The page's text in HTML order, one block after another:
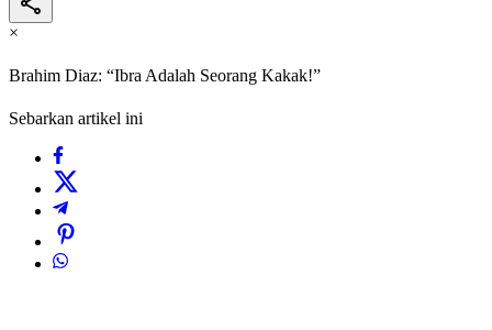
×
Brahim Diaz: “Ibra Adalah Seorang Kakak!”
Sebarkan artikel ini